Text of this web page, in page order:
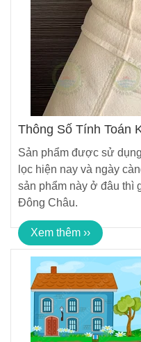
Thông Số Tính Toán
Sản phẩm được sử
lọc hiện nay và ngày
sản phẩm này ở đâu thì
Đông Châu.
Xem thêm ››